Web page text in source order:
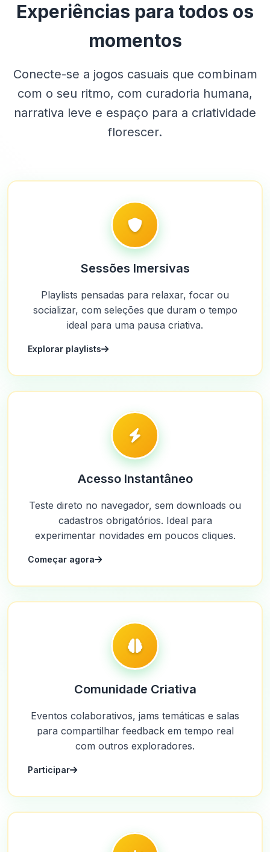
Experiências para todos os
momentos
Conecte-se a jogos casuais que combinam
com o seu ritmo, com curadoria humana,
narrativa leve e espaço para a criatividade
florescer.
Sessões Imersivas
Playlists pensadas para relaxar, focar ou
socializar, com seleções que duram o tempo
ideal para uma pausa criativa.
Explorar playlists
Acesso Instantâneo
Teste direto no navegador, sem downloads ou
cadastros obrigatórios. Ideal para
experimentar novidades em poucos cliques.
Começar agora
Comunidade Criativa
Eventos colaborativos, jams temáticas e salas
para compartilhar feedback em tempo real
com outros exploradores.
Participar